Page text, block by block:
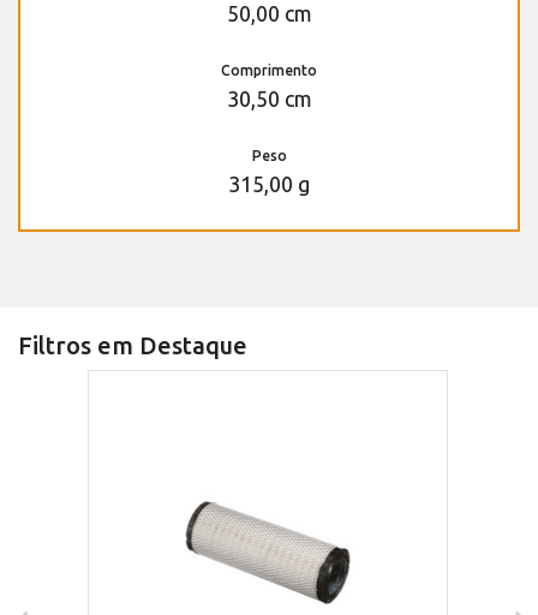
50,00 cm
Comprimento
30,50 cm
Peso
315,00 g
Filtros em Destaque